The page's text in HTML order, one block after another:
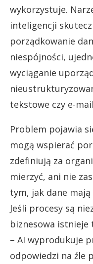
wykorzystuje.
inteligencji
porządkowanie
niespójności,
wyciąganie
tekstowe czy e-
Problem pojawia
mogą wspierać
zdefiniują za
mierzyć, ani nie
tym, jak dane
Jeśli procesy są
biznesowa istnieje
– AI wyprodukuje
odpowiedzi na źle